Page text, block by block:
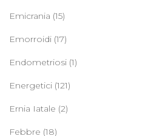
Emicrania (15)
Emorroidi (17)
Endometriosi (1)
Energetici (121)
Ernia Iatale (2)
Febbre (18)